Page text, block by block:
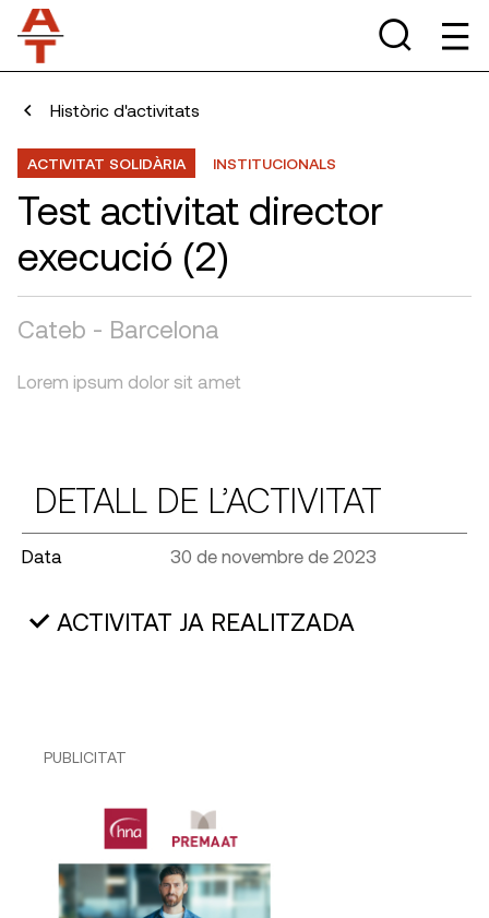
Històric d'activitats
ACTIVITAT SOLIDÀRIA INSTITUCIONALS
Test activitat director
execució (2)
Cateb - Barcelona
Lorem ipsum dolor sit amet
DETALL DE L’ACTIVITAT
Data 30 de novembre de 2023
ACTIVITAT JA REALITZADA
PUBLICITAT